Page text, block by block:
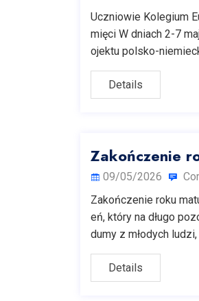
Uczniowie Kolegium
mięci W dniach 2-7
ojektu polsko-
Details
Zakończenie
09/05/2026
Zakończenie roku
eń, który na długo
dumy z młodych
Details